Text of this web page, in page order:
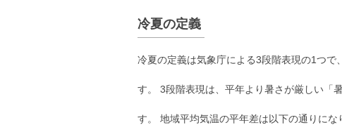
冷夏の定義
冷夏の定義は気象庁による3段階表現の1つで
す。 3段階表現は、平年より暑さが厳しい「
す。 地域平均気温の平年差は以下の通りにな